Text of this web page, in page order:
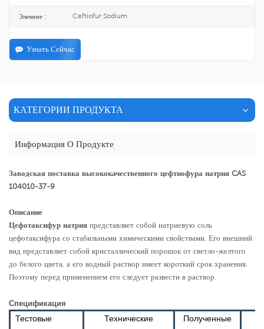
Элемент : Ceftiofur Sodium
Узнать Сейчас
КАТЕГОРИИ ПРОДУКТА
Информация О Продукте
Заводская поставка высококачественного цефтиофура натрия CAS
104010-37-9
Описание
Цефотаксифур натрия представляет собой натриевую соль
цефотаксифура со стабильными химическими свойствами. Его внешний
вид представляет собой кристаллический порошок от светло-желтого
до белого цвета, а его водный раствор имеет короткий срок хранения.
Поэтому перед применением его следует развести в раствор.
Спецификация
Тестовые
Технические
Полученные